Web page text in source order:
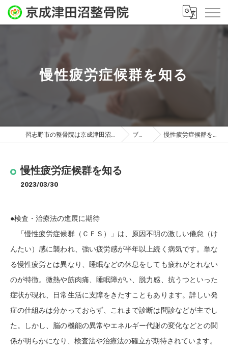
慢性疲労症候群を知る
習志野市の整骨院は京成津田沼整骨院 ブログ 慢性疲労症候群を知る
慢性疲労症候群を知る
2023/03/30
●検査・治療法の進展に期待
「慢性疲労症候群（ＣＦＳ）」は、原因不明の激しい倦怠（け
んたい）感に襲われ、強い疲労感が半年以上続く病気です。単な
る慢性疲労とは異なり、睡眠などの休息をしても疲れがとれない
のが特徴。微熱や筋肉痛、睡眠障がい、脱力感、抗うつといった
症状が現れ、日常生活に支障をきたすこともあります。詳しい発
症の仕組みは分かっておらず、これまで診断は問診などが主でし
た。しかし、脳の機能の異常やエネルギー代謝の変化などとの関
係が明らかになり、検査法や治療法の確立が期待されています。